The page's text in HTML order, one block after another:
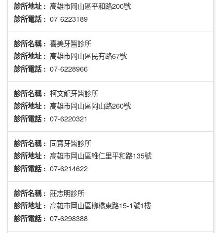
診所地址 : 高雄市岡山區平和路200號
診所電話 : 07-6223189
診所名稱 : 喜美牙醫診所
診所地址 : 高雄市岡山區民有路67號
診所電話 : 07-6228966
診所名稱 : 柯文龍牙醫診所
診所地址 : 高雄市岡山區岡山路260號
診所電話 : 07-6220321
診所名稱 : 同寶牙醫診所
診所地址 : 高雄市岡山區維仁里平和路135號
診所電話 : 07-6214622
診所名稱 : 莊志明診所
診所地址 : 高雄市岡山區柳橋東路15-1號1樓
診所電話 : 07-6298388